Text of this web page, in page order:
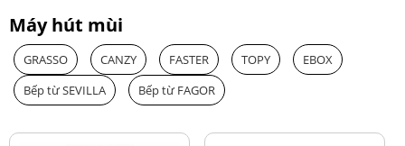
Máy hút mùi
GRASSO CANZY FASTER TOPY
EBOX
Bếp từ SEVILLA
Bếp từ FAGOR